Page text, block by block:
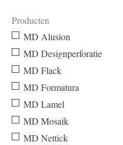
Producten
MD Alusion
MD Designperforatie
MD Flack
MD Formatura
MD Lamel
MD Mosaik
MD Nettick